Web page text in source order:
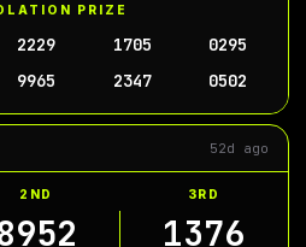
PRIZE
2229 1705
0295
9965 2347 0502
52d ago
2ND 3RD
1376